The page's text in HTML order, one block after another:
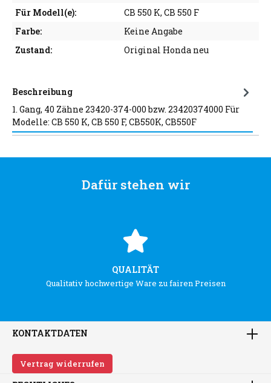
Für Modell(e):
CB 550 K, CB 550 F
Farbe:
Keine Angabe
Zustand:
Original Honda neu
Beschreibung
1. Gang, 40 Zähne 23420-374-000 bzw. 23420374000 Für
Modelle: CB 550 K, CB 550 F, CB550K, CB550F
Dafür stehen wir
QUALITÄT
Qualitativ hochwertige Ware zu fairen Preisen
KONTAKTDATEN
Vertrag widerrufen